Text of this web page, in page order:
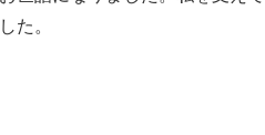
た。